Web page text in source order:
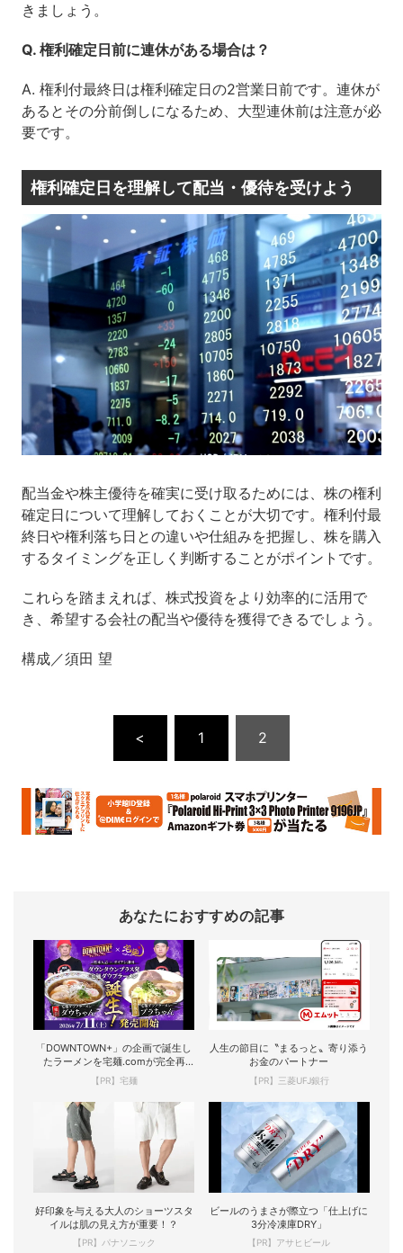
きましょう。
Q. 権利確定日前に連休がある場合は？
A. 権利付最終日は権利確定日の2営業日前です。連休が
あるとその分前倒しになるため、大型連休前は注意が必
要です。
権利確定日を理解して配当・優待を受けよう
配当金や株主優待を確実に受け取るためには、株の権利
確定日について理解しておくことが大切です。権利付最
終日や権利落ち日との違いや仕組みを把握し、株を購入
するタイミングを正しく判断することがポイントです。
これらを踏まえれば、株式投資をより効率的に活用で
き、希望する会社の配当や優待を獲得できるでしょう。
構成／須田 望
< 1 2
あなたにおすすめの記事
「DOWNTOWN+」の企画で誕生し
たラーメンを宅麺.comが完全再
現！
【PR】宅麺
人生の節目に〝まるっと〟寄り添う
お金のパートナー
【PR】三菱UFJ銀行
好印象を与える大人のショーツスタ
イルは肌の見え方が重要！？
【PR】パナソニック
ビールのうまさが際立つ「仕上げに
3分冷凍庫DRY」
【PR】アサヒビール